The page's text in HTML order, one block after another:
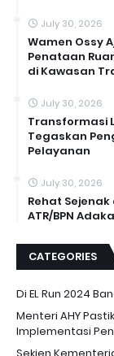
July 30, 2026
Wamen Ossy
Penataan
di Kawasan
July 30, 2026
Transformasi
Tegaskan
Pelayanan
July 30, 2026
Rehat
ATR/BPN
CATEGORIES
Di EL Run 2024
Menteri AHY
Implementasi